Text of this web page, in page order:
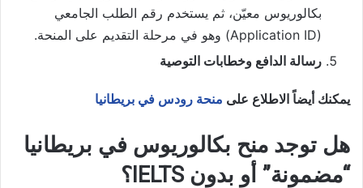
بكالوريوس معيّن، ثم يستخدم رقم الطلب الجامعي
(Application ID) وهو في مرحلة التقديم على المنحة.
رسالة الدافع وخطابات التوصية
يمكنك أيضاً الاطلاع على منحة رودس في بريطانيا
هل توجد منح بكالوريوس في بريطانيا
“مضمونة” أو بدون IELTS؟